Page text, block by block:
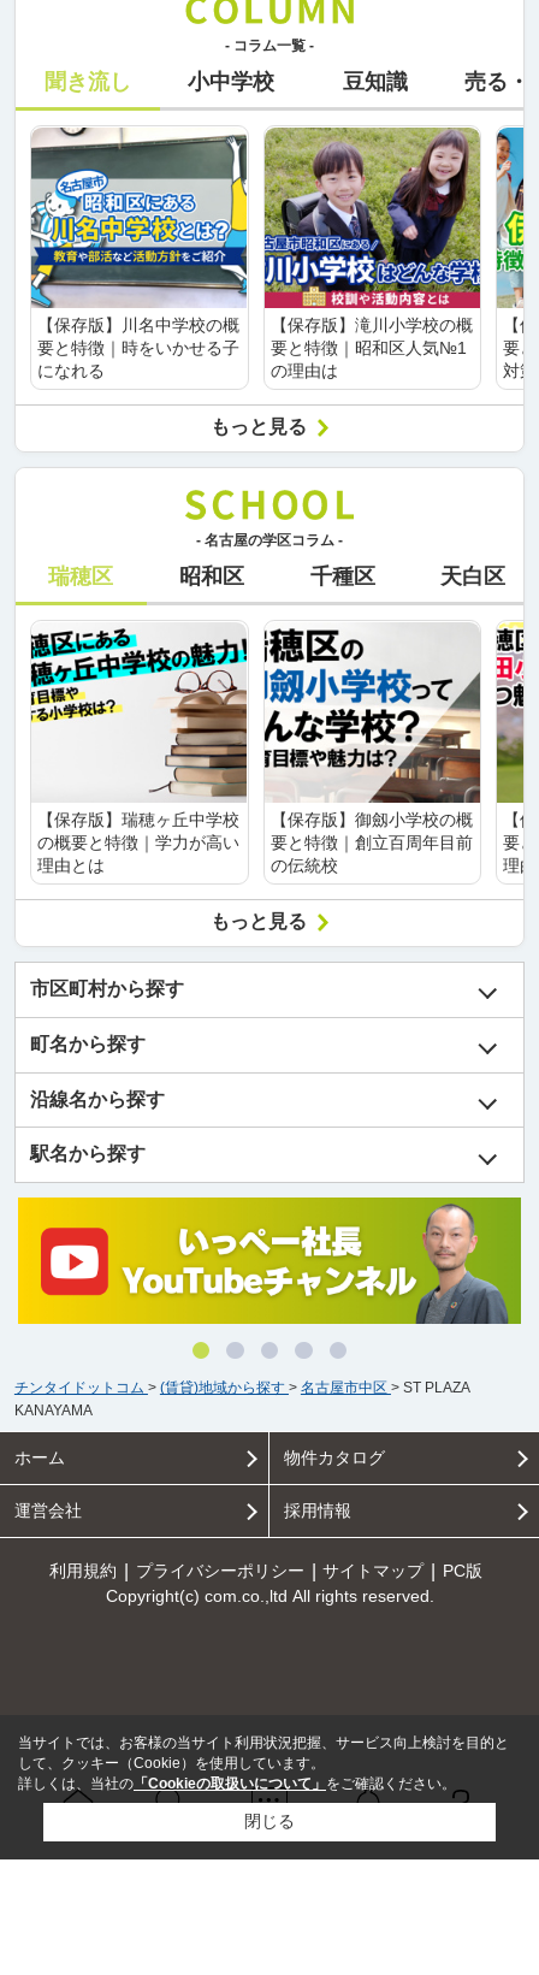
- コラム一覧 -
聞き流し 小中学校 豆知識 売る・
【保存版】川名中学校の概
要と特徴｜時をいかせる子
になれる
【保存版】滝川小学校の概
要と特徴｜昭和区人気№1
の理由は
【
要
対
もっと見る
- 名古屋の学区コラム -
瑞穂区 昭和区 千種区 天白区
【保存版】瑞穂ヶ丘中学校
の概要と特徴｜学力が高い
理由とは
【保存版】御劔小学校の概
要と特徴｜創立百周年目前
の伝統校
【
要
理
もっと見る
問い合せ
市区町村から探す
町名から探す
沿線名から探す
駅名から探す
チンタイドットコム > (賃貸)地域から探す > 名古屋市中区 > ST PLAZA
KANAYAMA
ホーム 物件カタログ
運営会社 採用情報
利用規約 プライバシーポリシー サイトマップ
PC版
Copyright(c) com.co.,ltd All rights reserved.
当サイトでは、お客様の当サイト利用状況把握、サービス向上検討を目的と
して、クッキー（Cookie）を使用しています。
詳しくは、当社の 「Cookieの取扱いについて」 をご確認ください。
閉じる